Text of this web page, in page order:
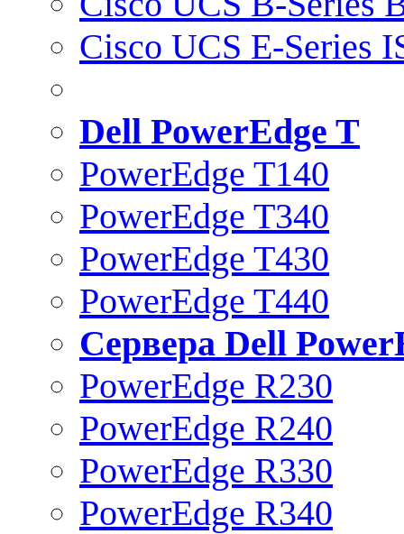
Cisco UCS E-Series
Dell PowerEdge T
PowerEdge T140
PowerEdge T340
PowerEdge T430
PowerEdge T440
Сервера Dell
PowerEdge R230
PowerEdge R240
PowerEdge R330
PowerEdge R340